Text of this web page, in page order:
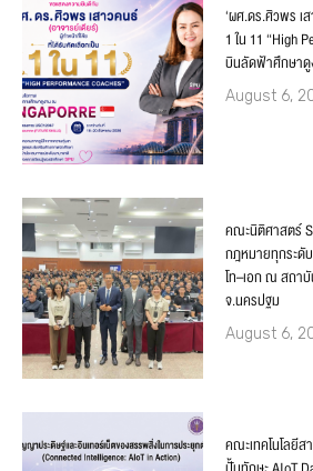
‘ผศ.ดร.ศิวพร เ
1 ใน 11 “High
บินลัดฟ้าศึกษาดู
August 6,
คณะนิติศาสตร์
กฎหมายทุกระ
โท–เอก ณ สถา
จ.นครปฐม
August 6,
คณะเทคโนโลยีส